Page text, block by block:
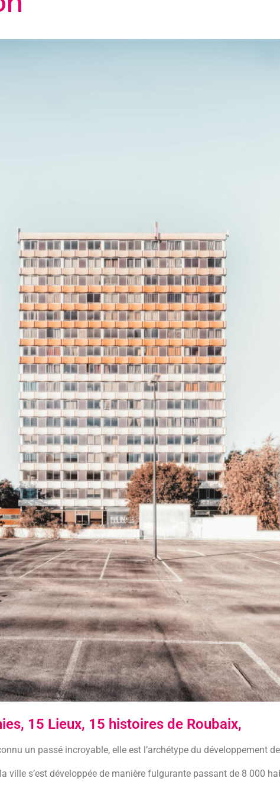
15 Lieux, 15 histoires de Roubaix,
un passé incroyable, elle est l’archétype du développement
ville s’est développée de manière fulgurante passant de 8 000